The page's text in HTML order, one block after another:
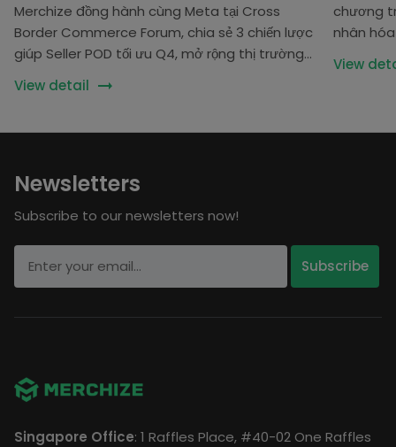
Merchize đồng hành cùng Meta tại Cross
Border Commerce Forum, chia sẻ 3 chiến lược
giúp Seller POD tối ưu Q4, mở rộng thị trường
View detail
chương
nhân
View
Newsletters
Subscribe to our newsletters now!
Singapore Office: 1 Raffles Place, #40-02 One Raffles